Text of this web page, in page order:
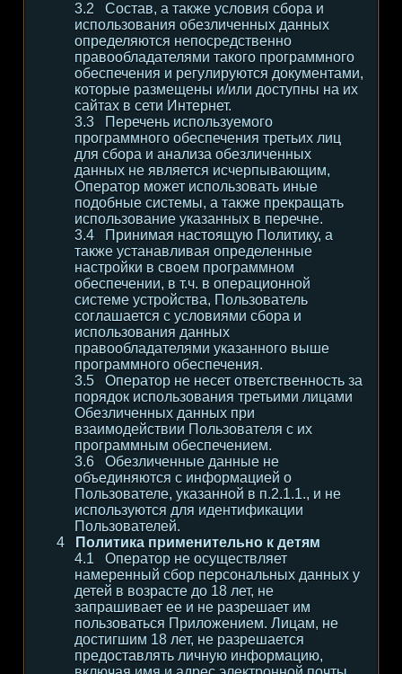
Состав, а также условия сбора и
использования обезличенных данных
определяются непосредственно
правообладателями такого программного
обеспечения и регулируются документами,
которые размещены и/или доступны на их
сайтах в сети Интернет.
Перечень используемого
программного обеспечения третьих лиц
для сбора и анализа обезличенных
данных не является исчерпывающим,
Оператор может использовать иные
подобные системы, а также прекращать
использование указанных в перечне.
Принимая настоящую Политику, а
также устанавливая определенные
настройки в своем программном
обеспечении, в т.ч. в операционной
системе устройства, Пользователь
соглашается с условиями сбора и
использования данных
правообладателями указанного выше
программного обеспечения.
Оператор не несет ответственность за
порядок использования третьими лицами
Обезличенных данных при
взаимодействии Пользователя с их
программным обеспечением.
Обезличенные данные не
объединяются с информацией о
Пользователе, указанной в п.2.1.1., и не
используются для идентификации
Пользователей.
Политика применительно к детям
Оператор не осуществляет
намеренный сбор персональных данных у
детей в возрасте до 18 лет, не
запрашивает ее и не разрешает им
пользоваться Приложением. Лицам, не
достигшим 18 лет, не разрешается
предоставлять личную информацию,